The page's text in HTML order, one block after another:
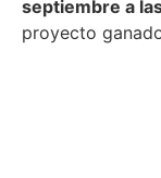
septiembre a
proyecto